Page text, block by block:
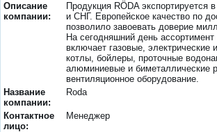
Описание
компании:
Продукция RÖDA экспортируется
и СНГ. Европейское качество по
позволило завоевать доверие
На сегодняшний день ассортимент
включает газовые, электрические
котлы, бойлеры, проточные
алюминиевые и биметаллические
вентиляционное оборудование.
Название
компании:
Roda
Контактное
лицо:
Менеджер